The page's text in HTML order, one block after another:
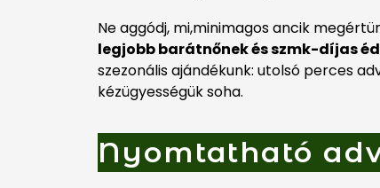
Ne aggódj, mi,minimagos ancik
legjobb barátnőnek és szmk-díjas
szezonális ajándékunk: utolsó perces
kézügyességük soha.
Nyomtatható